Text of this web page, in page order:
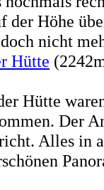
der Höhe
nicht
Hütte
Hütte
Der
Alles in